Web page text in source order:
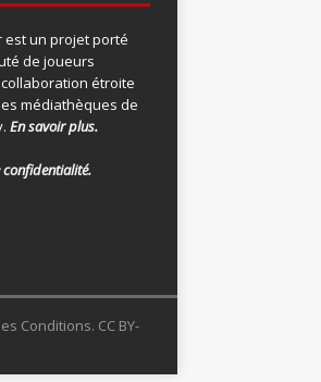
est un projet porté
de joueurs
étroite
médiathèques de
En savoir plus.
Conditions. CC BY-